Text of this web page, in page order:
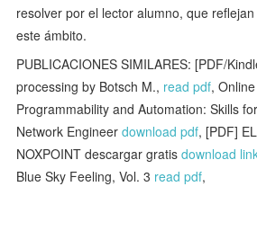
resolver por el lector alumno, que
este ámbito.
PUBLICACIONES SIMILARES: [PDF/
processing by Botsch M., read pdf,
Programmability and Automation: Skills
Network Engineerdownload pdf, [PDF]
NOXPOINT descargar gratisdownload
Blue Sky Feeling, Vol. 3 read pdf,